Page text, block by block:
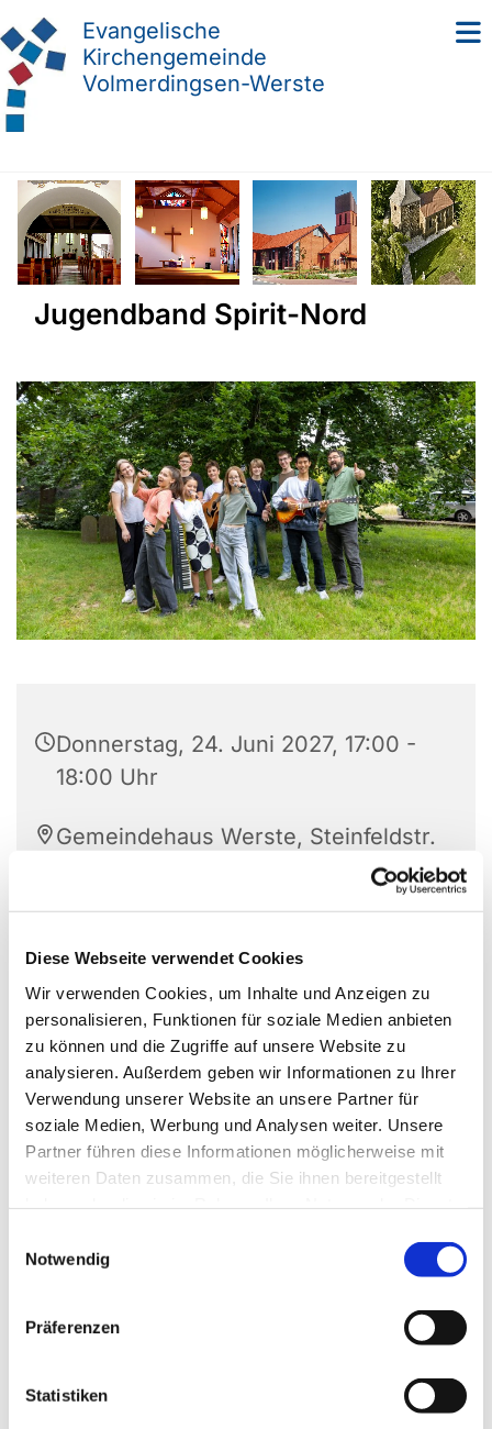
Diese Webseite verwendet Cookies
Wir verwenden Cookies, um Inhalte und Anzeigen zu
personalisieren, Funktionen für soziale Medien anbieten
zu können und die Zugriffe auf unsere Website zu
analysieren. Außerdem geben wir Informationen zu Ihrer
Verwendung unserer Website an unsere Partner für
soziale Medien, Werbung und Analysen weiter. Unsere
Partner führen diese Informationen möglicherweise mit
weiteren Daten zusammen, die Sie ihnen bereitgestellt
Notwendig
Präferenzen
Statistiken
Evangelische
Kirchengemeinde
Volmerdingsen-Werste
Jugendband Spirit-Nord
Donnerstag, 24. Juni 2027, 17:00 -
18:00 Uhr
Gemeindehaus Werste, Steinfeldstr.